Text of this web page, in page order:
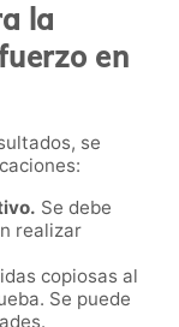
la
en
se
Se debe
realizar
copiosas al
Se puede